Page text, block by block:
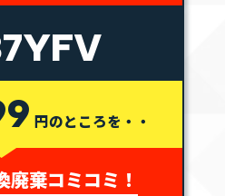
円のところを・・
廃棄コミコミ！